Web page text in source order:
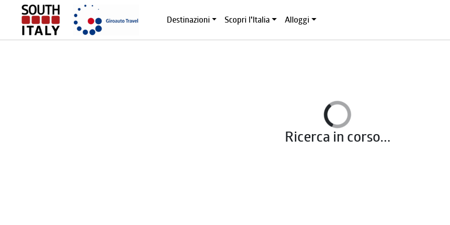
Destinazioni Scopri l'Italia Alloggi
Ricerca in corso...